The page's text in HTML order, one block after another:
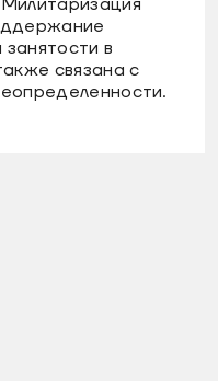
в
связана с